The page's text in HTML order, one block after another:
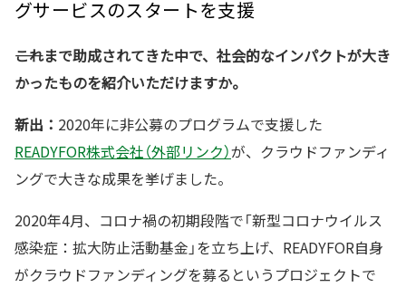
グサービスのスタートを支援
――これまで助成されてきた中で、社会的なインパクトが大き
かったものを紹介いただけますか。
新出： 2020年に非公募のプログラムで支援した
READYFOR株式会社（外部リンク）が、クラウドファンディ
ングで大きな成果を挙げました。
2020年4月、コロナ禍の初期段階で「新型コロナウイルス
感染症：拡大防止活動基金」を立ち上げ、READYFOR自身
がクラウドファンディングを募るというプロジェクトで